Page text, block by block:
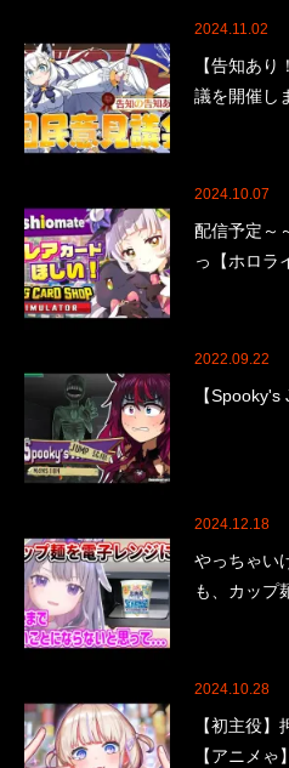
2024.11.02
【告知あ
議を開催し
2024.10.07
配信予定～
っ【ホロラ
2022.09.22
【
2024.12.18
やっちゃい
も、カップ
2024.10.28
【初主役
【アニメゃ】